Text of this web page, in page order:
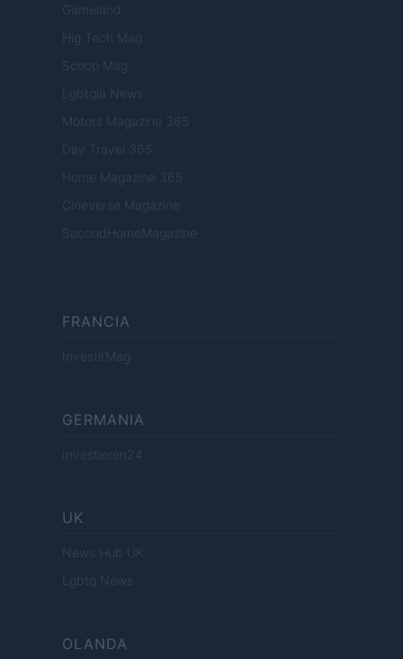
Gameland
Hig Tech Mag
Scoop Mag
Lgbtqia News
Motors Magazine 365
Day Travel 365
Home Magazine 365
Cineverse Magazine
SecondHomeMagazine
FRANCIA
InvestirMag
GERMANIA
Investieren24
UK
News Hub UK
Lgbtq News
OLANDA